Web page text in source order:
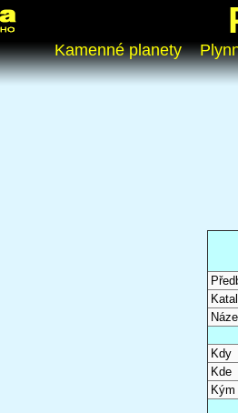
Kamenné planety
Kdy
Kde
Kým